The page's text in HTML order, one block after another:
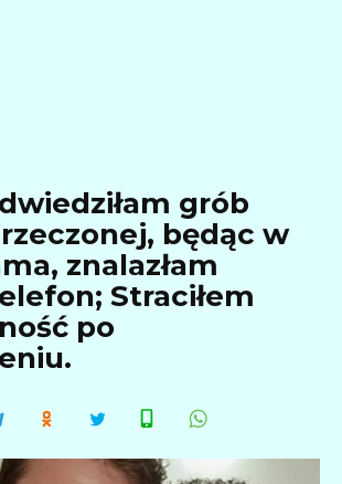
grób
będąc w
znalazłam
Straciłem
po